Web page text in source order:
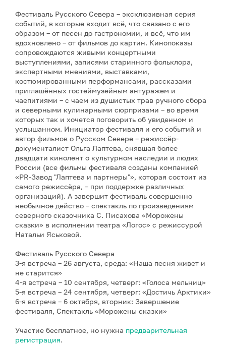
Фестиваль Русского Севера – эксклюзивная серия
событий, в которые входит всё, что связано с его
образом – от песен до гастрономии, и всё, что им
вдохновлено – от фильмов до картин. Кинопоказы
сопровождаются живыми концертными
выступлениями, записями старинного фольклора,
экспертными мнениями, выставками,
костюмированными перформансами, рассказами
приглашённых гостеймузейным антуражем и
чаепитиями – с чаем из душистых трав ручного сбора
и северными кулинарными сюрпризами – во время
которых так и хочется поговорить об увиденном и
услышанном. Инициатор фестиваля и его событий и
автор фильмов о Русском Севере – режиссёр-
документалист Ольга Лаптева, снявшая более
двадцати кинолент о культурном наследии и людях
России (все фильмы фестиваля созданы компанией
«PR-Завод "Лаптева и партнеры"», которая состоит из
самого режиссёра, – при поддержке различных
организаций). А завершит фестиваль совершенно
необычное действо – спектакль по произведениям
северного сказочника С. Писахова «Морожены
сказки» в исполнении театра «Логос» с режиссурой
Натальи Яськовой.
Фестиваль Русского Севера
3-я встреча – 26 августа, среда: «Наша песня живет и
не старится»
4-я встреча – 10 сентября, четверг: «Голоса мельниц»
5-я встреча – 24 сентября, четверг: «Достичь Арктики»
6-я встреча – 6 октября, вторник: Завершение
фестиваля, Спектакль «Морожены сказки»
Участие бесплатное, но нужна предварительная
регистрация.